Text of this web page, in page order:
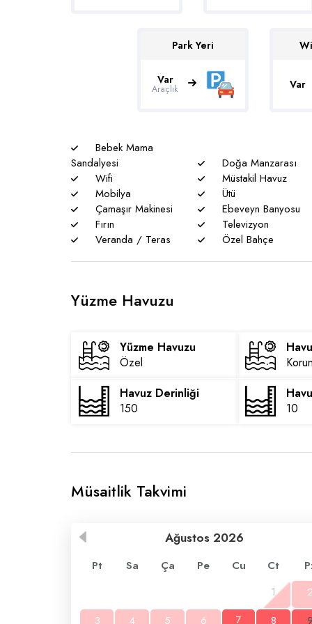
Park Yeri
Var
Araçlık Var
Bebek Mama
Sandalyesi
Doğa Manzarası
Wifi
Müstakil Havuz
Mobilya
Ütü
Çamaşır Makinesi
Ebeveyn Banyosu
Fırın
Televizyon
Veranda / Teras
Özel Bahçe
Yüzme Havuzu
Yüzme Havuzu
Özel
Havuz Derinliği
150
10
Müsaitlik Takvimi
Ağustos 2026
Pt Sa Ça Pe Cu Ct
1
3
4 5 6 7 8